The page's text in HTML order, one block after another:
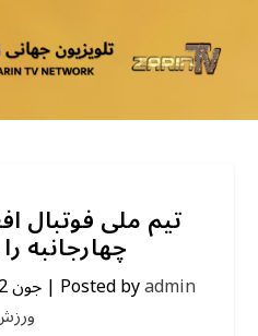
تیم ملی فوتبال
چهارجانبه
Posted byadmin
|جون 2, 2026